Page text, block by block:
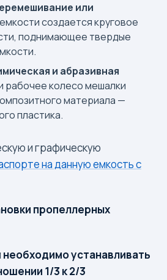
или
создается круговое
поднимающее твердые
и абразивная
рабочее колесо мешалки
материала —
пластика.
и графическую
на данную емкость с
пропеллерных
необходимо устанавливать
1/3 к 2/3